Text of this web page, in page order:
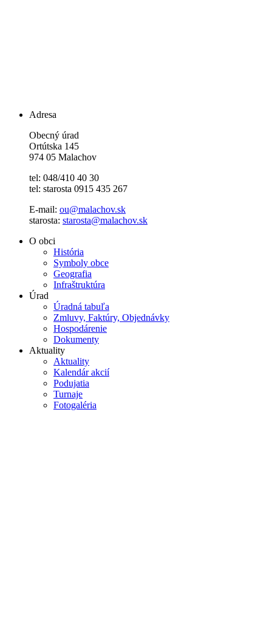
Adresa
Obecný úrad
Ortútska 145
974 05 Malachov
tel: 048/410 40 30
tel: starosta 0915 435 267
E-mail: ou@malachov.sk
starosta: starosta@malachov.sk
O obci
História
Symboly obce
Geografia
Infraštruktúra
Úrad
Úradná tabuľa
Zmluvy, Faktúry, Objednávky
Hospodárenie
Dokumenty
Aktuality
Aktuality
Kalendár akcií
Podujatia
Turnaje
Fotogaléria